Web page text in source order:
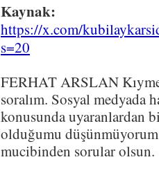
Kaynak:
https://x.com/
s=20
FERHAT ARSLAN
soralım. Sosyal medyada
konusunda uyaranlardan
olduğumu
mucibinden sorular olsun.